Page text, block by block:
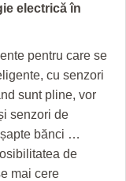
electrică în
pentru care se
cu senzori
sunt pline, vor
senzori de
bănci …
de
mai cere